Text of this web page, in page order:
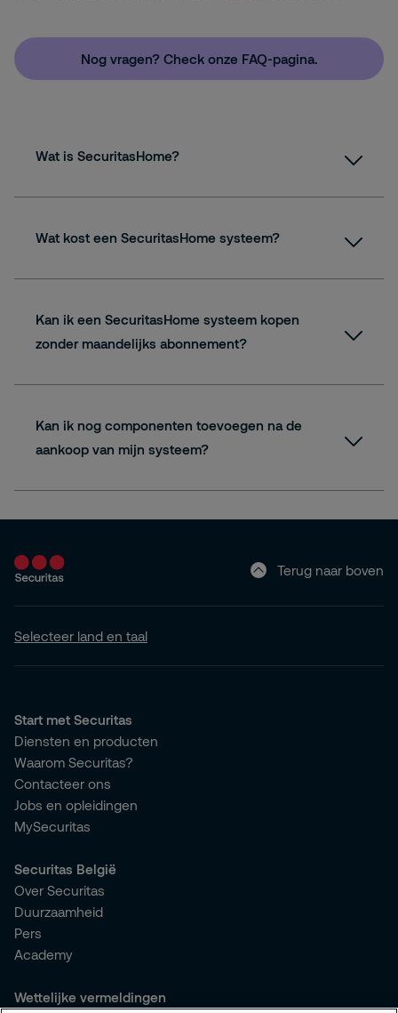
Nog vragen? Check onze FAQ-pagina.
Wat is SecuritasHome?
Wat kost een SecuritasHome systeem?
Kan ik een SecuritasHome systeem kopen
zonder maandelijks abonnement?
Kan ik nog componenten toevoegen na de
aankoop van mijn systeem?
Terug naar boven
Selecteer land en taal
Start met Securitas
Diensten en producten
Waarom Securitas?
Contacteer ons
Jobs en opleidingen
MySecuritas
Securitas België
Over Securitas
Duurzaamheid
Pers
Academy
Wettelijke vermeldingen